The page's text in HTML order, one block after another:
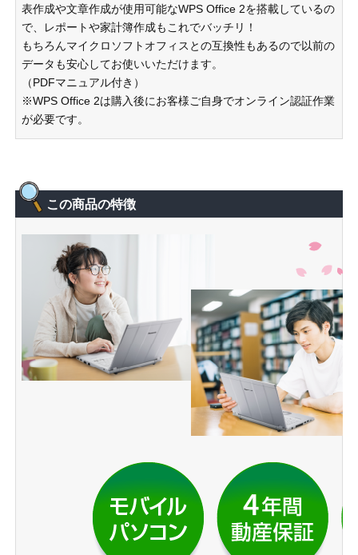
表作成や文章作成が使用可能なWPS Office 2を搭載しているの
で、レポートや家計簿作成もこれでバッチリ！
もちろんマイクロソフトオフィスとの互換性もあるので以前の
データも安心してお使いいただけます。
（PDFマニュアル付き）
※WPS Office 2は購入後にお客様ご自身でオンライン認証作業
が必要です。
この商品の特徴